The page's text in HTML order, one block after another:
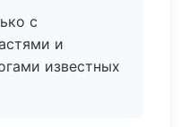
с
и
известных